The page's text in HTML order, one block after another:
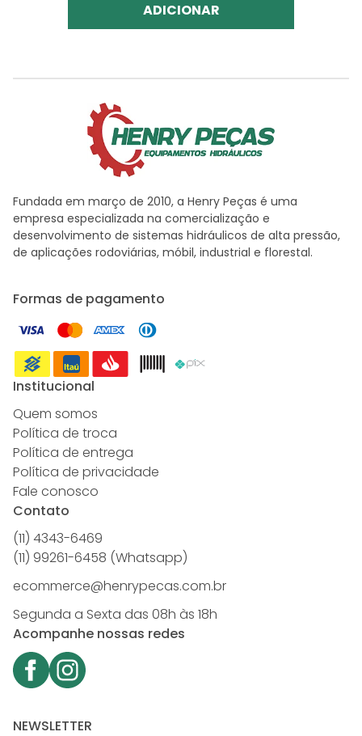
ADICIONAR
Fundada em março de 2010, a Henry Peças é uma
empresa especializada na comercialização e
desenvolvimento de sistemas hidráulicos de alta pressão,
de aplicações rodoviárias, móbil, industrial e florestal.
Formas de pagamento
Institucional
Quem somos
Política de troca
Política de entrega
Política de privacidade
Fale conosco
Contato
(11) 4343-6469
(11) 99261-6458 (Whatsapp)
ecommerce@henrypecas.com.br
Segunda a Sexta das 08h às 18h
Acompanhe nossas redes
NEWSLETTER